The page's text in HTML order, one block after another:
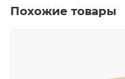
Похожие товары